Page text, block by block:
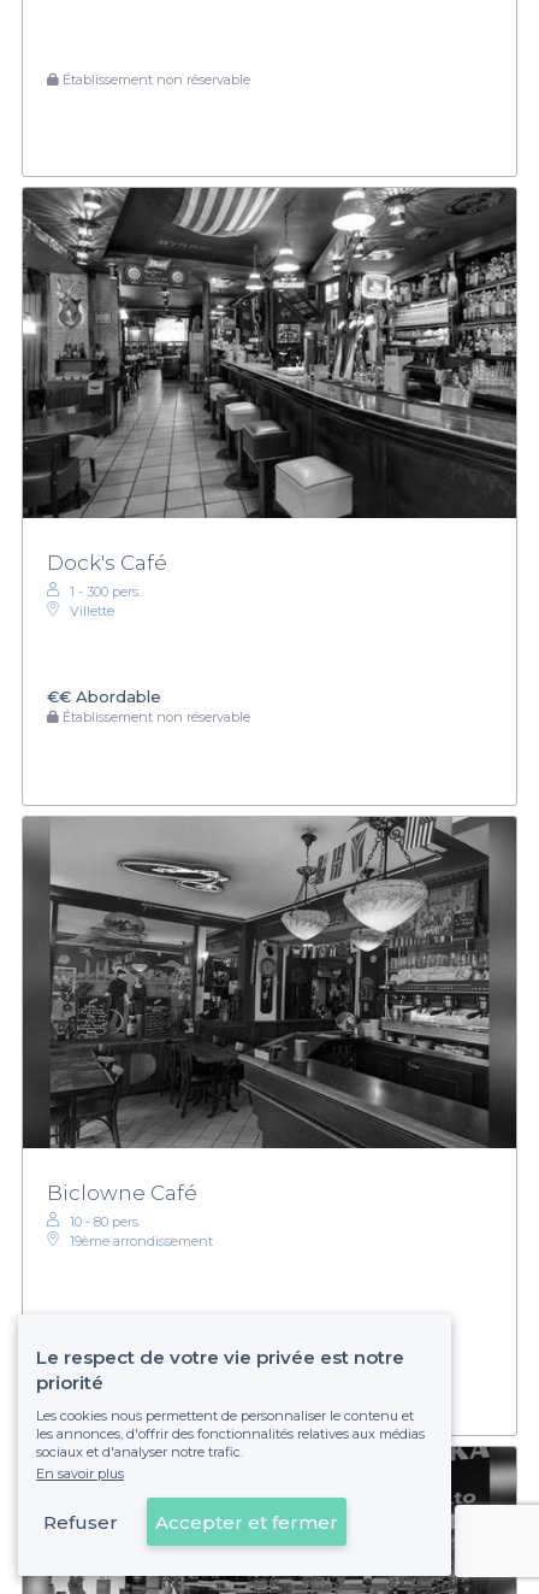
Établissement non réservable
Dock's Café
1 - 300 pers.
Villette
€€ Abordable
Établissement non réservable
Biclowne Café
10 - 80 pers.
19ème arrondissement
Voir sur la carte
Le respect de votre vie privée est notre
priorité
Les cookies nous permettent de personnaliser le contenu et
les annonces, d'offrir des fonctionnalités relatives aux médias
sociaux et d'analyser notre trafic.
En savoir plus
Refuser Accepter et fermer